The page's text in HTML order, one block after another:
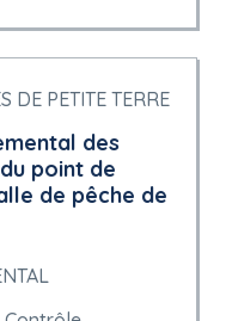
DE PETITE TERRE
des
point de
de pêche de